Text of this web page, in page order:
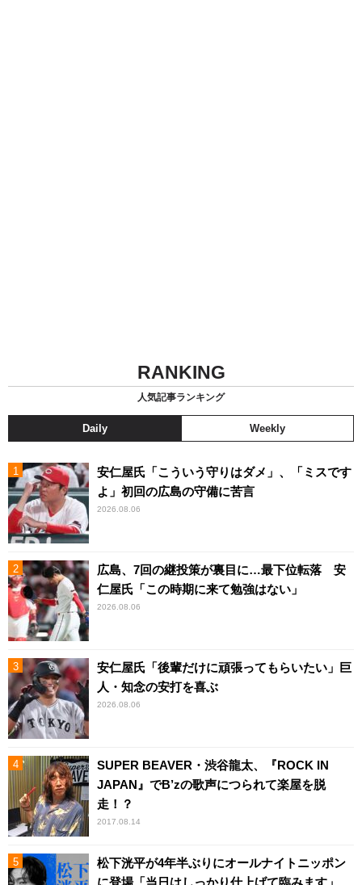
RANKING
人気記事ランキング
Daily Weekly
安仁屋氏「こういう守りはダメ」、「ミスです
よ」初回の広島の守備に苦言
2026.08.06
広島、7回の継投策が裏目に…最下位転落 安
仁屋氏「この時期に来て勉強はない」
2026.08.06
安仁屋氏「後輩だけに頑張ってもらいたい」巨
人・知念の安打を喜ぶ
2026.08.06
SUPER BEAVER・渋谷龍太、『ROCK IN
JAPAN』でB’zの歌声につられて楽屋を脱
走！？
2017.08.14
松下洸平が4年半ぶりにオールナイトニッポン
に登場「当日はしっかり仕上げて臨みます」